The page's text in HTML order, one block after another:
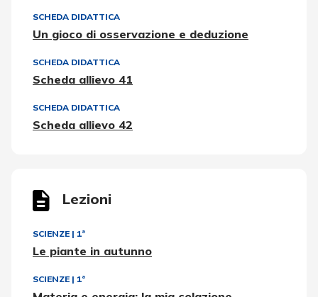
SCHEDA DIDATTICA
Un gioco di osservazione e deduzione
SCHEDA DIDATTICA
Scheda allievo 41
SCHEDA DIDATTICA
Scheda allievo 42
Lezioni
SCIENZE | 1ª
Le piante in autunno
SCIENZE | 1ª